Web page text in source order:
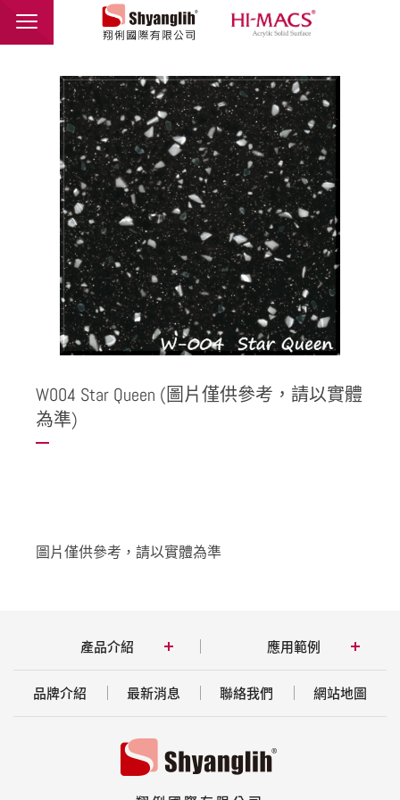
翔俐國際有限公司
最新消息
產品介紹
應用範例
聯絡我們
繁體中文 English
W004 Star Queen (圖片僅供參考，請以實體
為準)
圖片僅供參考，請以實體為準
產品介紹 應用範例
品牌介紹 最新消息 聯絡我們 網站地圖